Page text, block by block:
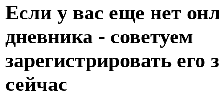
Если у вас еще нет
дневника - советуем
зарегистрировать его
сейчас